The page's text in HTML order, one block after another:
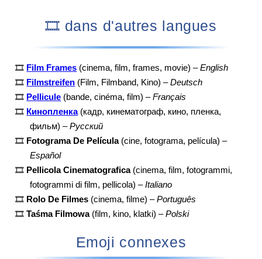
🎞️ dans d'autres langues
🎞️ Film Frames (cinema, film, frames, movie) –English
🎞️ Filmstreifen (Film, Filmband, Kino) –Deutsch
🎞️ Pellicule (bande, cinéma, film) –Français
🎞️ Кинопленка(кадр, кинематограф, кино, пленка,
фильм) –Русский
🎞️ Fotograma De Película(cine, fotograma, película) –
Español
🎞️ Pellicola Cinematografica(cinema, film, fotogrammi,
fotogrammi di film, pellicola) –Italiano
🎞️ Rolo De Filmes (cinema, filme) –Português
🎞️ Taśma Filmowa(film, kino, klatki) –Polski
Emoji connexes